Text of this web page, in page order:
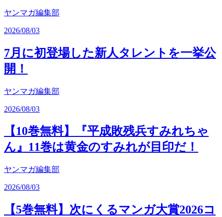
ヤンマガ編集部
2026/08/03
7月に初登場した新人タレントを一挙公
開！
ヤンマガ編集部
2026/08/03
【10巻無料】『平成敗残兵すみれちゃ
ん』11巻は黄金のすみれが目印だ！
ヤンマガ編集部
2026/08/03
【5巻無料】次にくるマンガ大賞2026コ